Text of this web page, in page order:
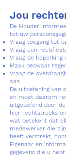
Jou
De Houder
tot uw
Vraag toegang tot
Vraag een
Vraag de beperking
Maak bezwaar
Vraag de
aan.
De uitoefening van
en moet daarom
uitgeoefend door
hier rechtstreeks
wat betekent dat
medewerker die
heeft verstrekt,
Eigenaar en
gegevens die u